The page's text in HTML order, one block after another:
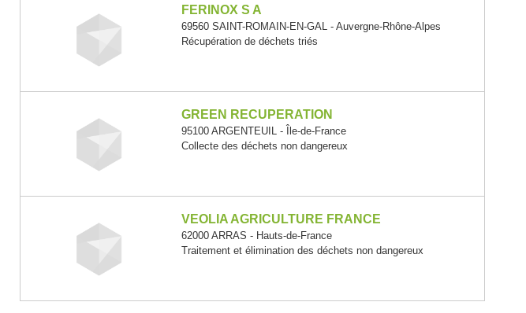
FERINOX S A
69560 SAINT-ROMAIN-EN-GAL - Auvergne-Rhône-Alpes
Récupération de déchets triés
GREEN RECUPERATION
95100 ARGENTEUIL - Île-de-France
Collecte des déchets non dangereux
VEOLIA AGRICULTURE FRANCE
62000 ARRAS - Hauts-de-France
Traitement et élimination des déchets non dangereux